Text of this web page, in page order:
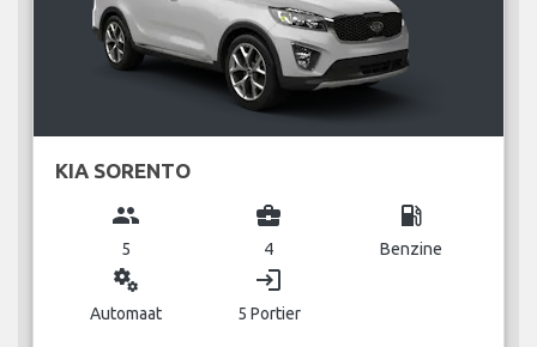
KIA SORENTO
group
5
business_center
4
local_gas_station
Benzine
miscellaneous_services
Automaat
login
5 Portier